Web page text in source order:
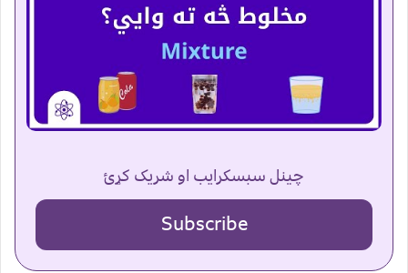
چینل سبسکرایب او شریک کړئ
Subscribe